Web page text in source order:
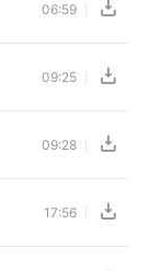
06:59
09:25
09:28
17:56